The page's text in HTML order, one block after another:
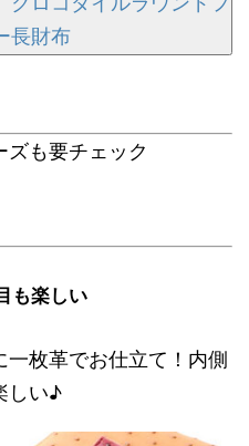
長財布
ズも要チェック
も楽しい
枚革でお仕立て！内側
しい♪